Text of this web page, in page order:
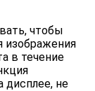
чтобы
изображения
в течение
дисплее, не